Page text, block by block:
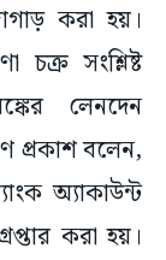
করা হয়।
চক্র সংশ্লিষ্ট
লেনদেন
প্রকাশ বলেন,
অ্যাকাউন্ট
করা হয়।